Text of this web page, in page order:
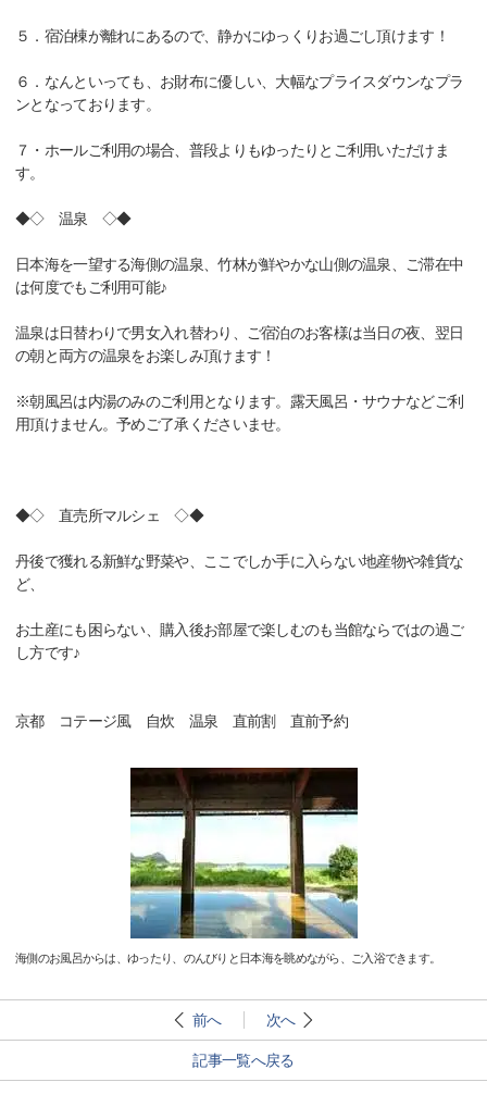
５．宿泊棟が離れにあるので、静かにゆっくりお過ごし頂けます！
６．なんといっても、お財布に優しい、大幅なプライスダウンなプラ
ンとなっております。
７・ホールご利用の場合、普段よりもゆったりとご利用いただけま
す。
◆◇ 温泉 ◇◆
日本海を一望する海側の温泉、竹林が鮮やかな山側の温泉、ご滞在中
は何度でもご利用可能♪
温泉は日替わりで男女入れ替わり、ご宿泊のお客様は当日の夜、翌日
の朝と両方の温泉をお楽しみ頂けます！
※朝風呂は内湯のみのご利用となります。露天風呂・サウナなどご利
用頂けません。予めご了承くださいませ。
◆◇ 直売所マルシェ ◇◆
丹後で獲れる新鮮な野菜や、ここでしか手に入らない地産物や雑貨な
ど、
お土産にも困らない、購入後お部屋で楽しむのも当館ならではの過ご
し方です♪
京都 コテージ風 自炊 温泉 直前割 直前予約
海側のお風呂からは、ゆったり、のんびりと日本海を眺めながら、ご入浴できます。
前へ 次へ
記事一覧へ戻る